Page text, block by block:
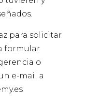
para solicitar
formular
o
e-mail a